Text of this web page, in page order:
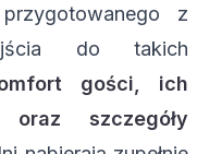
z
do takich
gości, ich
oraz szczegóły